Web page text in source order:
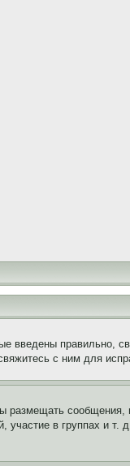
введены правильно,
с ним для
размещать
в группах и т.